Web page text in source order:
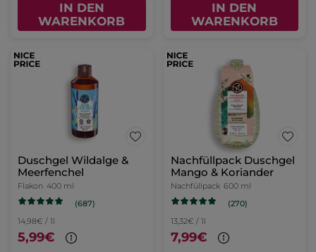
IN DEN
WARENKORB
IN DEN
WARENKORB
Duschgel Wildalge &
Meerfenchel
Flakon 400 ml
(687)
14,98€ / 1l
5,99€
Nachfüllpack Duschgel
Mango & Koriander
Nachfüllpack 600 ml
(270)
13,32€ / 1l
7,99€